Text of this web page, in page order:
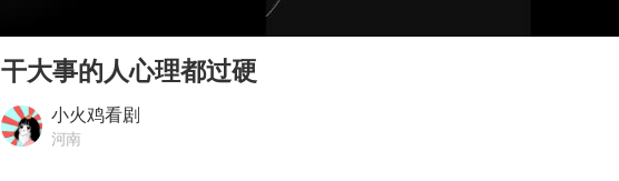
泰国一女公务员妆容引争议 本人回应
27岁女子成组织卖淫集团主犯被通缉
干大事的人心理都过硬
小火鸡看剧
河南